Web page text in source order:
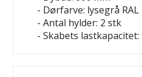
- Dørfarve: lysegrå RAL
- Antal hylder: 2 stk
- Skabets lastkapacitet: